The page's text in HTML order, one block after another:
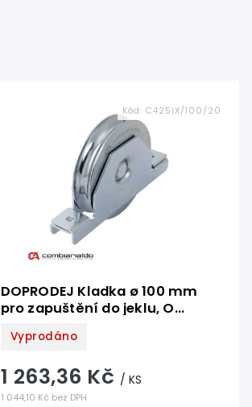
DOPRODEJ Kladka ø 100 mm
pro zapuštění do jeklu, O
nerezová / AISI304
Vyprodáno
1 044,10 Kč bez DPH
1 263,36 Kč / KS
Kód: C425IX/100/20